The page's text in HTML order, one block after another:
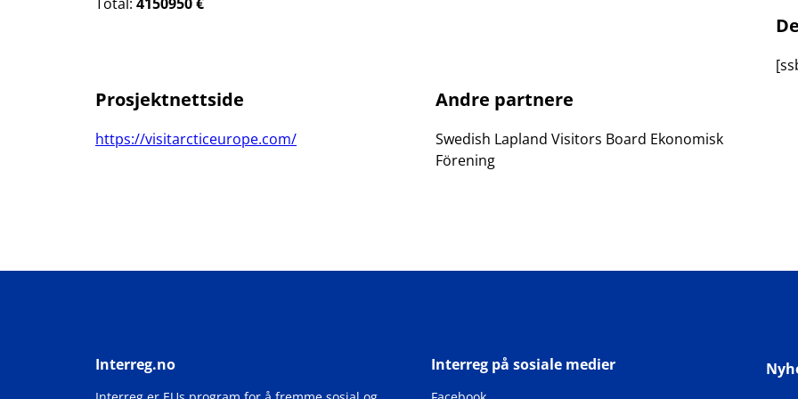
Prosjektnettside
https://visitarcticeurope.com/
Andre partnere
Swedish Lapland Visitors Board Ekonomisk
Förening
Interreg.no Interreg på sosiale medier